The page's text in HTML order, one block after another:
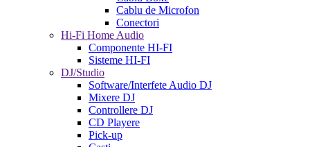
Cablu de Microfon
Conectori
Hi-Fi Home Audio
Componente HI-FI
Sisteme HI-FI
DJ/Studio
Software/Interfete Audio DJ
Mixere DJ
Controllere DJ
CD Playere
Pick-up